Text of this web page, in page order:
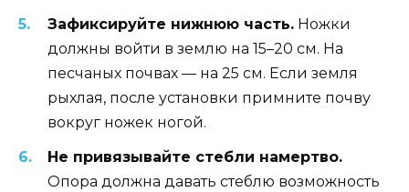
Зафиксируйте нижнюю часть. Ножки
должны войти в землю на 15–20 см. На
песчаных почвах — на 25 см. Если земля
рыхлая, после установки примните почву
вокруг ножек ногой.
Не привязывайте стебли намертво.
Опора должна давать стеблю возможность